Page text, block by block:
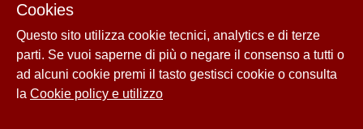
Cookies
Questo sito utilizza cookie tecnici, analytics e di terze
parti. Se vuoi saperne di più o negare il consenso a tutti o
ad alcuni cookie premi il tasto gestisci cookie o consulta
la Cookie policy e utilizzo